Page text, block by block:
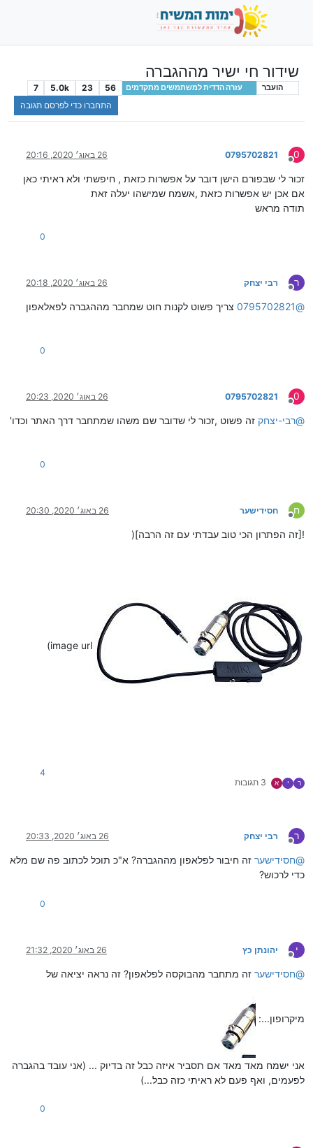
שידור חי ישיר מההגברה
הועבר עזרה הדדית למשתמשים מתקדמים 56
23
5.0k
7
התחברו כדי לפרסם תגובה
0
מנותק
0795702821 26 באוג׳ 2020, 20:16
זכור לי שבפורם הישן דובר על אפשרות כזאת , חיפשתי ולא ראיתי כאן
אם אכן יש אפשרות כזאת ,אשמח שמישהו יעלה זאת
תודה מראש
0
ר
מנותק
רבי יצחק 26 באוג׳ 2020, 20:18
@
0795702821 צריך פשוט לקנות חוט שמחבר מההגברה לפאלאפון
0
0
מנותק
0795702821 26 באוג׳ 2020, 20:23
@רבי-יצחק זה פשוט ,זכור לי שדובר שם משהו שמתחבר דרך האתר וכדו'
0
ח
מנותק
חסידישער 26 באוג׳ 2020, 20:30
![זה הפתרון הכי טוב עבדתי עם זה הרבה](
ר י א 3 תגובות
4
ר
מנותק
רבי יצחק 26 באוג׳ 2020, 20:33
@חסידישער זה חיבור לפלאפון מההגברה? א"כ תוכל לכתוב פה שם מלא
כדי לרכוש?
0
י
מנותק
יהונתן כץ 26 באוג׳ 2020, 21:32
@חסידישער זה מתחבר מהבוקסה לפלאפון? זה נראה יציאה של
מיקרופון...:
אני ישמח מאד מאד אם תסביר איזה כבל זה בדיוק ... (אני עובד בהגברה
לפעמים, ואף פעם לא ראיתי כזה כבל...)
0